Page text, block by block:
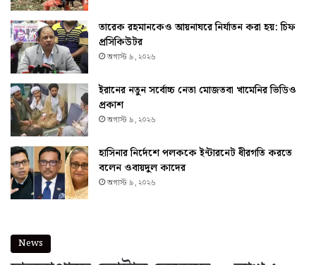
তারেক রহমানকেও আয়নাঘরে নির্যাতন করা হয়: চিফ
প্রসিকিউটর
অগাস্ট ৯, ২০২৬
ইরানের নতুন সর্বোচ্চ নেতা মোজতবা খামেনির ভিডিও
প্রকাশ
অগাস্ট ৯, ২০২৬
হাসিনার নির্দেশে পলককে ইন্টারনেট ধীরগতি করতে
বলেন ওবায়দুল কাদের
অগাস্ট ৯, ২০২৬